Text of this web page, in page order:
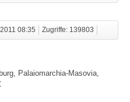
08:35 Zugriffe: 139803
Palaiomarchia-Masovia,